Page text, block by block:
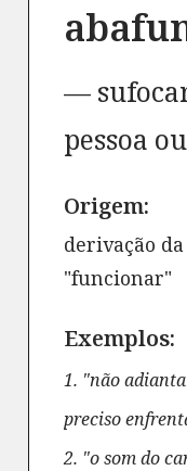
pessoa
Origem:
derivação
"funcionar"
Exemplos:
1. "não
preciso
2. "o som do